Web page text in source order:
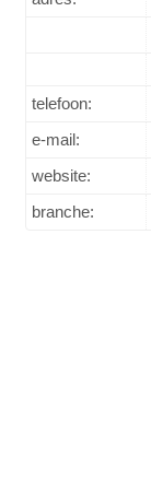
telefoon:
e-mail:
website:
branche: